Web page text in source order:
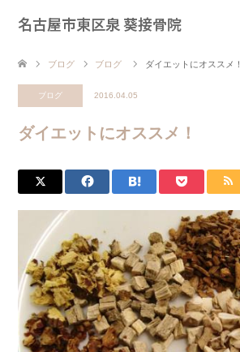
名古屋市東区泉 葵接骨院
ブログ ブログ ダイエットにオススメ！
ブログ 2016.04.05
ダイエットにオススメ！